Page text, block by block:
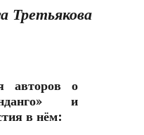
Третьякова
авторов о
и
в нём: